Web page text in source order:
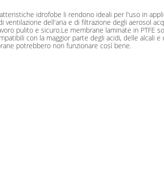
idrofobe li rendono ideali per l'uso in
dell'aria e di filtrazione degli aerosol
pulito e sicuro.Le membrane laminate in PTFE
con la maggior parte degli acidi, delle alcali e
potrebbero non funzionare così bene.